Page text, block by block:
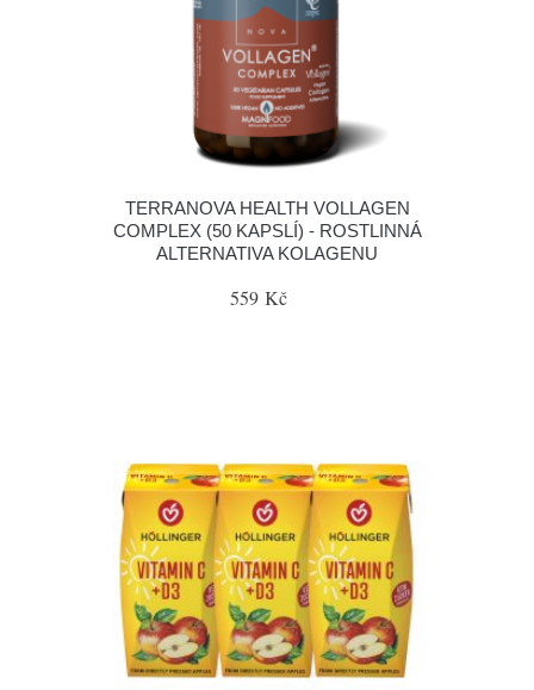
TERRANOVA HEALTH VOLLAGEN
COMPLEX (50 KAPSLÍ) - ROSTLINNÁ
ALTERNATIVA KOLAGENU
559 Kč